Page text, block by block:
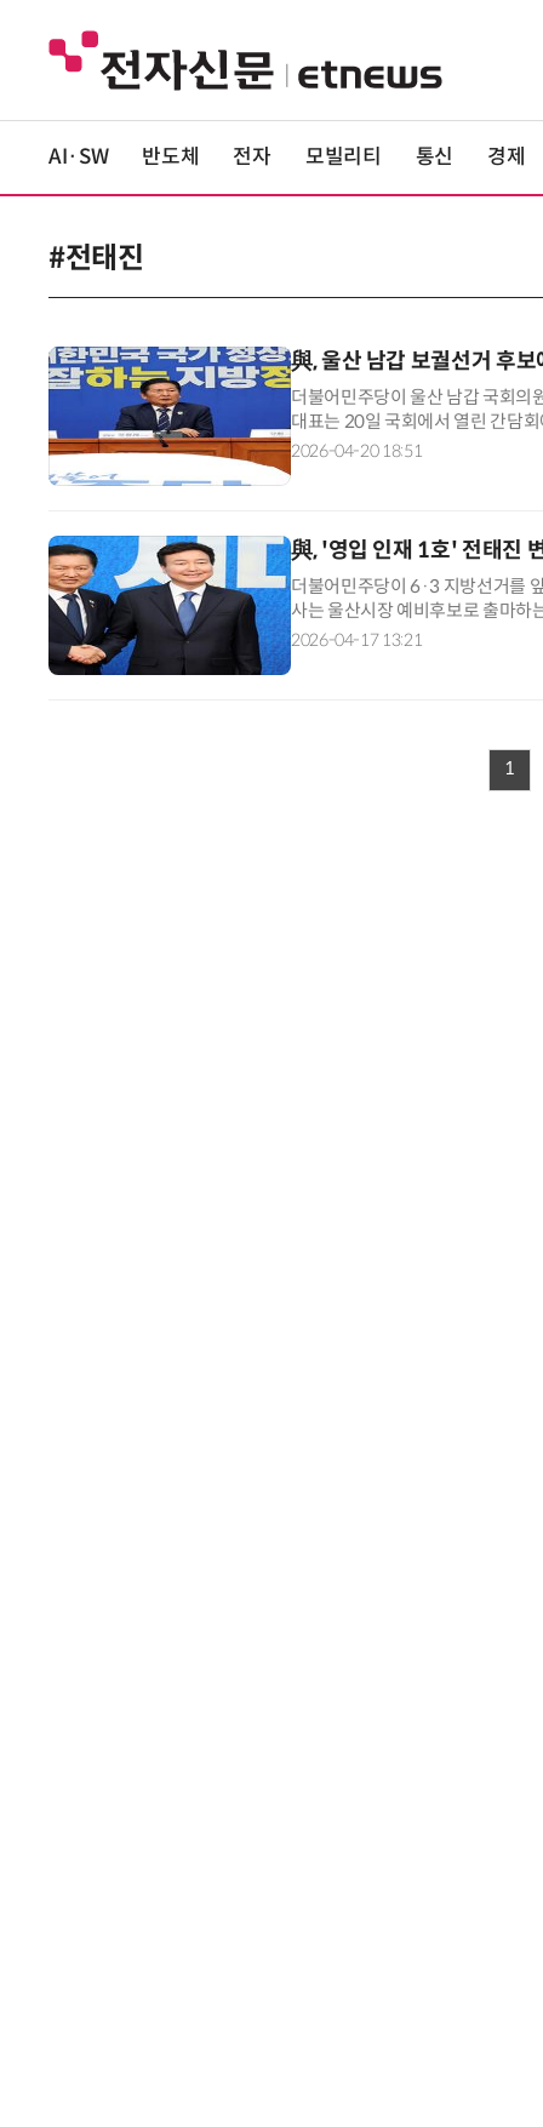
AI·SW 반도체 전자 모빌리티 통신 경제
#전태진
與, 울산 남갑 보궐선거 후
더불어민주당이 울산 남갑 국회의
대표는 20일 국회에서 열린 간담
이 될 자리에 인재 영입 1호인 전
2026-04-20 18:51
與, '영입 인재 1호' 전태진
더불어민주당이 6·3 지방선거를
사는 울산시장 예비후보로 출마하
정청래 대표는 17일 국회에서 열
2026-04-17 13:21
1